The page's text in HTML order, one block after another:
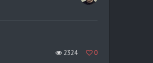
2324 0